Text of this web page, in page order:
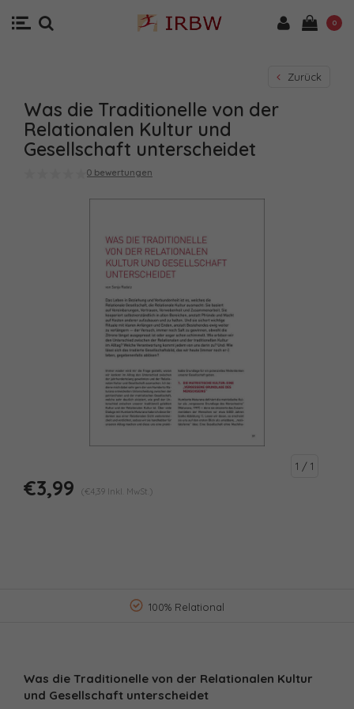
0
Zurück
Was die Traditionelle von der
Relationalen Kultur und
Gesellschaft unterscheidet
0 bewertungen
1 / 1
€3,99 (€4,39 Inkl. MwSt.)
100% Relational
Was die Traditionelle von der Relationalen Kultur
und Gesellschaft unterscheidet